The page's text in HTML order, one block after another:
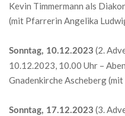
Kevin Timmermann als
(mit Pfarrerin Angelika
Sonntag, 10.12.2023 (2.
10.12.2023, 10.00 Uhr –
Gnadenkirche Ascheberg
Sonntag, 17.12.2023 (3.